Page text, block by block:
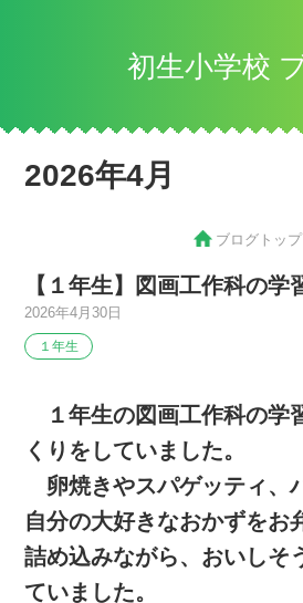
初生小学校
2026年4月
ブログトップ
【１年生】図画工作科の学
2026年4月30日
１年生
１年生の図画工作科の学
くりをしていました。
卵焼きやスパゲッティ、
自分の大好きなおかずをお
詰め込みながら、おいしそ
ていました。